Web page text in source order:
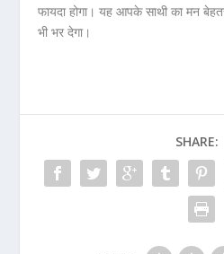
फायदा होगा। यह आपके साथी का मन
भी भर देगा।
SHARE: